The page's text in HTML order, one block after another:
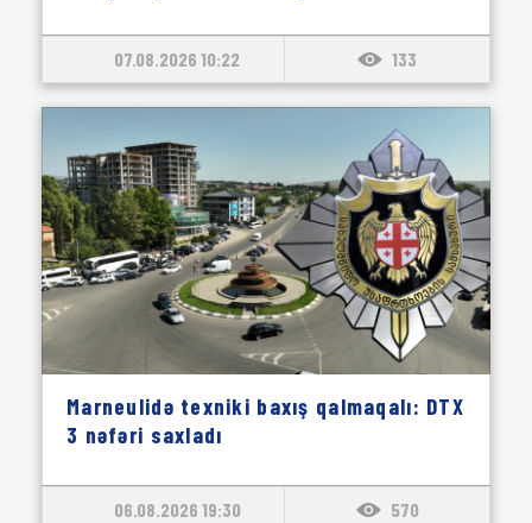
07.08.2026 10:22 133
Marneulidə texniki baxış qalmaqalı: DTX
3 nəfəri saxladı
06.08.2026 19:30 570